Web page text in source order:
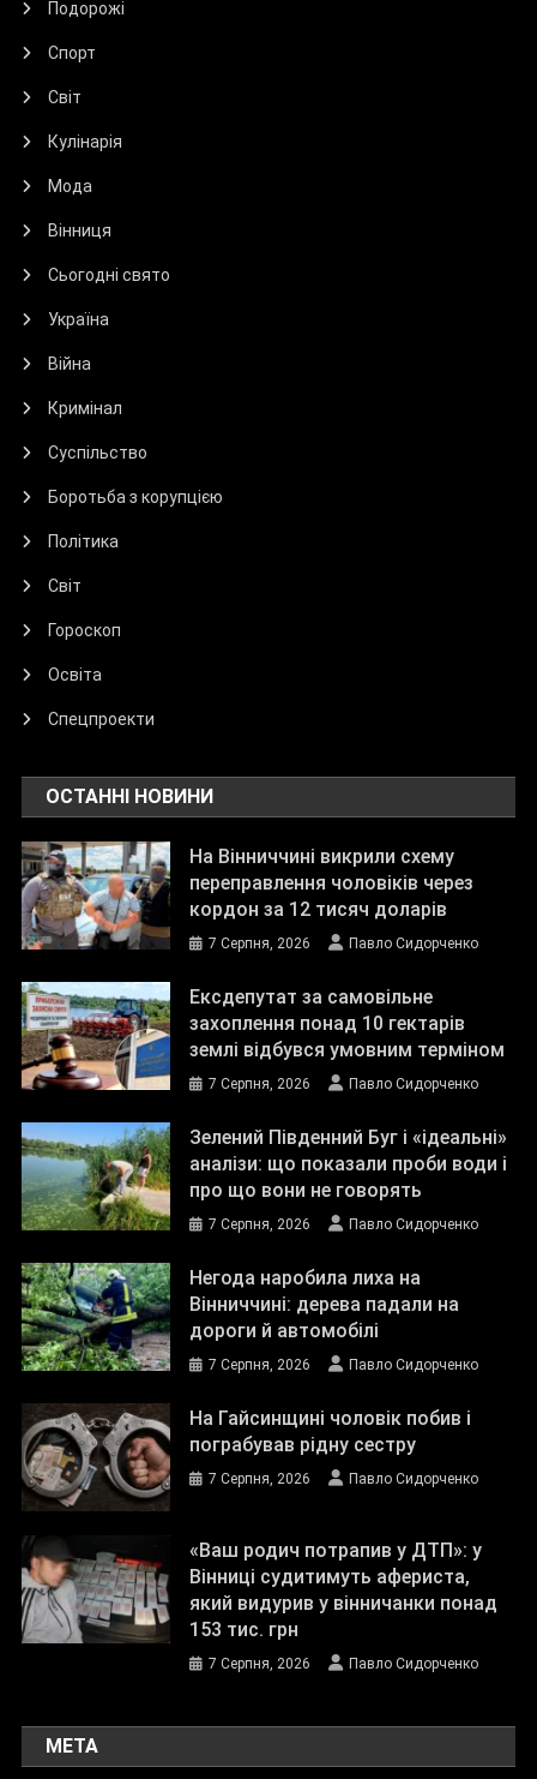
Подорожі
Спорт
Світ
Кулінарія
Мода
Вінниця
Сьогодні свято
Україна
Війна
Кримінал
Суспільство
Боротьба з корупцією
Політика
Світ
Гороскоп
Освіта
Спецпроекти
ОСТАННІ НОВИНИ
На Вінниччині викрили схему
переправлення чоловіків через
кордон за 12 тисяч доларів
7 Серпня, 2026 Павло Сидорченко
Ексдепутат за самовільне
захоплення понад 10 гектарів
землі відбувся умовним терміном
7 Серпня, 2026 Павло Сидорченко
Зелений Південний Буг і «ідеальні»
аналізи: що показали проби води і
про що вони не говорять
7 Серпня, 2026 Павло Сидорченко
Негода наробила лиха на
Вінниччині: дерева падали на
дороги й автомобілі
7 Серпня, 2026 Павло Сидорченко
На Гайсинщині чоловік побив і
пограбував рідну сестру
7 Серпня, 2026 Павло Сидорченко
«Ваш родич потрапив у ДТП»: у
Вінниці судитимуть афериста,
який видурив у вінничанки понад
153 тис. грн
7 Серпня, 2026 Павло Сидорченко
МЕТА